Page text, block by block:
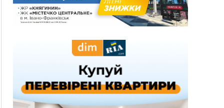
у Буковелі вкрав із супермаркету пляшку віскі
за 8,5 тисяч
В урочищі біля Галича археологи відкопали
У Франківську медики провели серію
22:22 ФОТО У Богородчанах на "зебрі" водій Audi
наїхав на хлопчика з велосипедом